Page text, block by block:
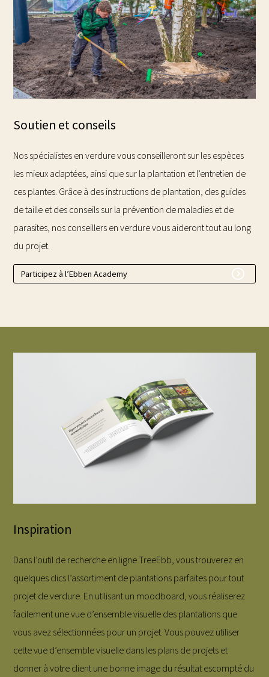
Soutien et conseils
Nos spécialistes en verdure vous conseilleront sur les espèces
les mieux adaptées, ainsi que sur la plantation et l’entretien de
ces plantes. Grâce à des instructions de plantation, des guides
de taille et des conseils sur la prévention de maladies et de
parasites, nos conseillers en verdure vous aideront tout au long
du projet.
Participez à l’Ebben Academy
Inspiration
Dans l’outil de recherche en ligne TreeEbb, vous trouverez en
quelques clics l’assortiment de plantations parfaites pour tout
projet de verdure. En utilisant un moodboard, vous réaliserez
facilement une vue d’ensemble visuelle des plantations que
vous avez sélectionnées pour un projet. Vous pouvez utiliser
cette vue d’ensemble visuelle dans les plans de projets et
donner à votre client une bonne image du résultat escompté du